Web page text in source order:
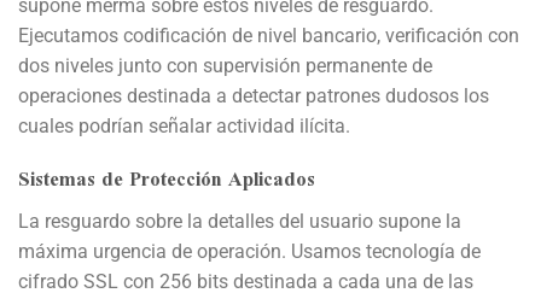
supone merma sobre estos niveles de resguardo.
Ejecutamos codificación de nivel bancario, verificación con
dos niveles junto con supervisión permanente de
operaciones destinada a detectar patrones dudosos los
cuales podrían señalar actividad ilícita.
Sistemas de Protección Aplicados
La resguardo sobre la detalles del usuario supone la
máxima urgencia de operación. Usamos tecnología de
cifrado SSL con 256 bits destinada a cada una de las